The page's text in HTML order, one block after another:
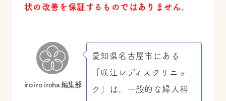
状の改善を保証するものではありません。
iro iro iroha 編集部
愛知県名古屋市にある
「咲江レディスクリニッ
ク」は、一般的な婦人科